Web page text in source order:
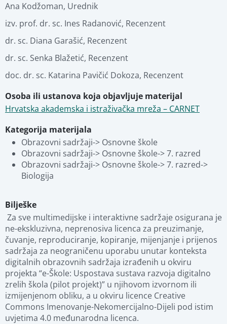
Ana Kodžoman, Urednik
izv. prof. dr. sc. Ines Radanović, Recenzent
dr. sc. Diana Garašić, Recenzent
dr. sc. Senka Blažetić, Recenzent
doc. dr. sc. Katarina Pavičić Dokoza, Recenzent
Osoba ili ustanova koja objavljuje materijal
Hrvatska akademska i istraživačka mreža – CARNET
Kategorija materijala
Obrazovni sadržaji-> Osnovne škole
Obrazovni sadržaji-> Osnovne škole-> 7. razred
Obrazovni sadržaji-> Osnovne škole-> 7. razred->
Biologija
Bilješke
ne-ekskluzivna, neprenosiva licenca za preuzimanje,
čuvanje, reproduciranje, kopiranje, mijenjanje i prijenos
sadržaja za neograničenu uporabu unutar konteksta
digitalnih obrazovnih sadržaja izrađenih u okviru
projekta “e-Škole: Uspostava sustava razvoja digitalno
zrelih škola (pilot projekt)” u njihovom izvornom ili
izmijenjenom obliku, a u okviru licence Creative
Commons Imenovanje-Nekomercijalno-Dijeli pod istim
uvjetima 4.0 međunarodna licenca.